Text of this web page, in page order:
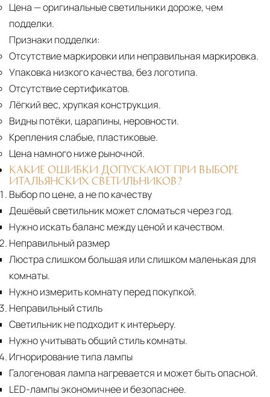
Цена — оригинальные светильники дороже, чем
подделки.
Признаки подделки:
Отсутствие маркировки или неправильная маркировка.
Упаковка низкого качества, без логотипа.
Отсутствие сертификатов.
Лёгкий вес, хрупкая конструкция.
Видны потёки, царапины, неровности.
Крепления слабые, пластиковые.
Цена намного ниже рыночной.
КАКИЕ ОШИБКИ ДОПУСКАЮТ ПРИ ВЫБОРЕ
ИТАЛЬЯНСКИХ СВЕТИЛЬНИКОВ?
Выбор по цене, а не по качеству
Дешёвый светильник может сломаться через год.
Нужно искать баланс между ценой и качеством.
Неправильный размер
Люстра слишком большая или слишком маленькая для
комнаты.
Нужно измерить комнату перед покупкой.
Неправильный стиль
Светильник не подходит к интерьеру.
Нужно учитывать общий стиль комнаты.
Игнорирование типа лампы
Галогеновая лампа нагревается и может быть опасной.
LED-лампы экономичнее и безопаснее.